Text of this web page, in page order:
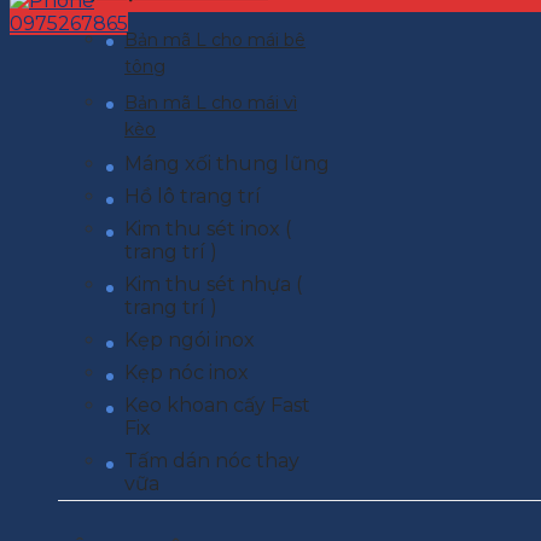
Bản mã L cho mái bê
tông
Bản mã L cho mái vì
kèo
Máng xối thung lũng
Hồ lô trang trí
Kim thu sét inox (
trang trí )
Kim thu sét nhựa (
trang trí )
Kẹp ngói inox
Kẹp nóc inox
Keo khoan cấy Fast
Fix
Tấm dán nóc thay
vữa
0975267865